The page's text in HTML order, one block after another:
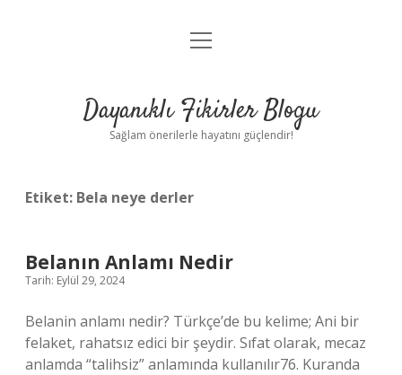
Anasayfa
Yasal Uyarı
menüyü
Dayanıklı Fikirler Blogu
Sağlam önerilerle hayatını güçlendir!
Etiket: Bela neye derler
Belanın Anlamı Nedir
Tarih: Eylül 29, 2024
Belanin anlamı nedir? Türkçe’de bu kelime; Ani bir
felaket, rahatsız edici bir şeydir. Sıfat olarak, mecaz
anlamda “talihsiz” anlamında kullanılır76. Kuranda